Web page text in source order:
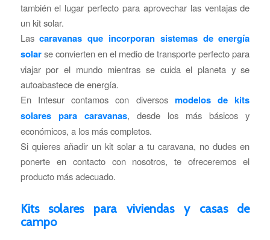
también el lugar perfecto para aprovechar las ventajas de
un kit solar.
Lascaravanas que incorporan sistemas de energía
solarse convierten en el medio de transporte perfecto para
viajar por el mundo mientras se cuida el planeta y se
autoabastece de energía.
En Intesur contamos con diversos modelos de kits
solares para caravanas, desde los más básicos y
económicos, a los más completos.
Si quieres añadir un kit solar a tu caravana, no dudes en
ponerte en contacto con nosotros, te ofreceremos el
producto más adecuado.
Kits solares para viviendas y casas de
campo